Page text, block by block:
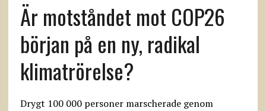
Är motståndet mot COP26
början på en ny, radikal
klimatrörelse?
Drygt 100 000 personer marscherade genom